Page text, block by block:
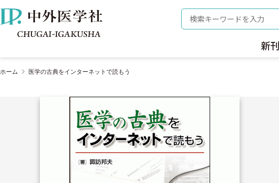
株式会社 中外医学社 検索キーワード
新刊
ホーム 医学の古典をインターネットで読もう